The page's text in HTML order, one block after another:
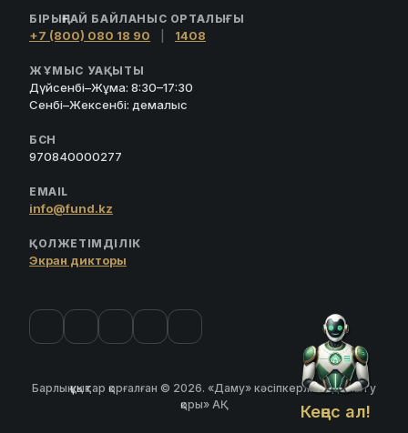
Кеңес ал!
БІРЫҢҒАЙ БАЙЛАНЫС ОРТАЛЫҒЫ
+7 (800) 080 18 90 1408
ЖҰМЫС УАҚЫТЫ
Дүйсенбі–Жұма: 8:30–17:30
Сенбі–Жексенбі: демалыс
БСН
970840000277
EMAIL
info@fund.kz
ҚОЛЖЕТІМДІЛІК
Экран дикторы
Барлық құқықтар қорғалған © 2026. «Даму» кәсіпкерлікті дамыту
қоры» АҚ